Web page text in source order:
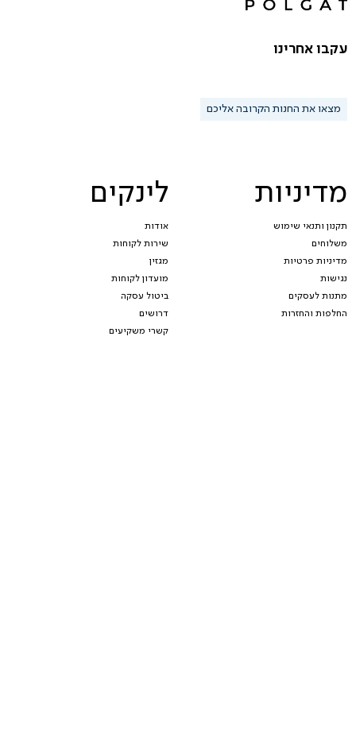
מדיניות
תקנון ותנאי שימוש
משלוחים
מדיניות פרטיות
נגישות
מתנות לעסקים
החלפות והחזרות
לינקים
אודות
שירות לקוחות
מגזין
מועדון לקוחות
ביטול עסקה
דרושים
קשרי משקיעים
עקבו אחרינו
מצאו את החנות הקרובה אליכם